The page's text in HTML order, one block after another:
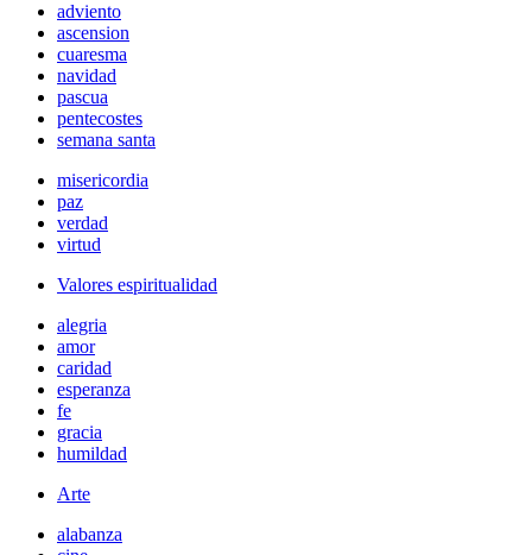
adviento
ascension
cuaresma
navidad
pascua
pentecostes
semana santa
misericordia
paz
verdad
virtud
Valores espiritualidad
alegria
amor
caridad
esperanza
fe
gracia
humildad
Arte
alabanza